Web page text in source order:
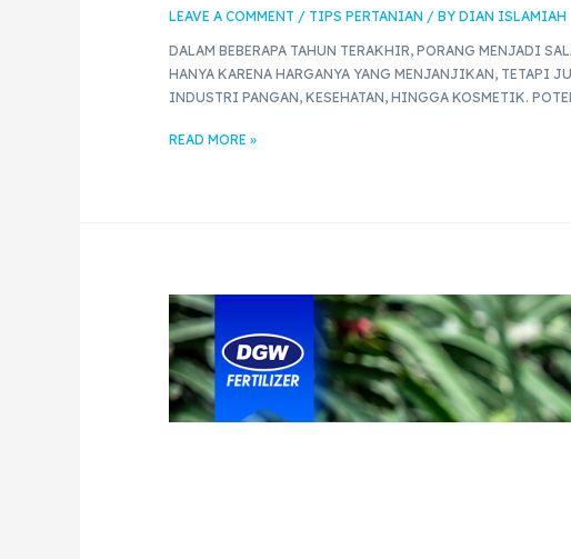
LEAVE A COMMENT / TIPS PERTANIAN / BYDIAN ISLAMIAH
DALAM BEBERAPA TAHUN TERAKHIR, PORANG MENJADI
HANYA KARENA HARGANYA YANG MENJANJIKAN, TETAPI
INDUSTRI PANGAN, KESEHATAN, HINGGA KOSMETIK.
READ MORE »